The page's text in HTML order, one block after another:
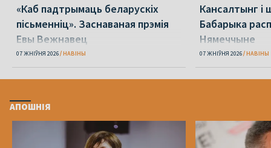
«Каб падтрымаць беларускіх
пісьменніц». Заснаваная прэмія
Евы Вежнавец
07 ЖНІЎНЯ 2026 НАВІНЫ
Кансалтынг і
Бабарыка
Нямеччыне
07 ЖНІЎНЯ 2026 НАВІНЫ
АПОШНІЯ